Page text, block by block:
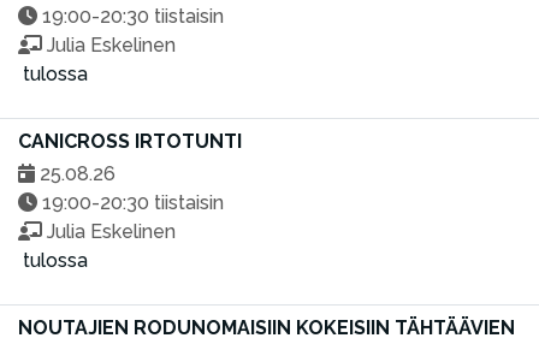
19:00-20:30 tiistaisin
Julia Eskelinen
tulossa
CANICROSS IRTOTUNTI
25.08.26
19:00-20:30 tiistaisin
Julia Eskelinen
tulossa
NOUTAJIEN RODUNOMAISIIN KOKEISIIN TÄHTÄÄVIEN